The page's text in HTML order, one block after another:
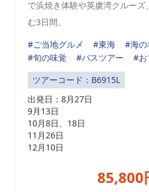
で浜焼き体験や英虞湾クルーズ
む3日間。
#ご当地グルメ
#東海
#海の
#旬の味覚
#バスツアー
#お
ツアーコード：B6915L
出発日： 8月27日
9月13日
10月8日、18日
11月26日
12月10日
85,800